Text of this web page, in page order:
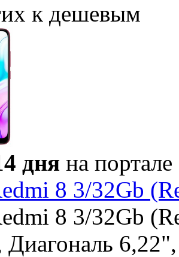
к дешевым
дня на портале
8 3/32Gb
8 3/32Gb
Диагональ